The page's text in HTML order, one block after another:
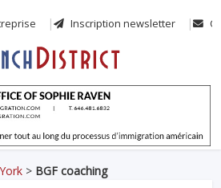
Inscription newsletter
> BGF coaching